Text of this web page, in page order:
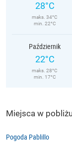
28°C
maks. 34°C
min. 22°C
Październik
22°C
maks. 28°C
min. 17°C
Miejsca w
Pogoda Pablillo